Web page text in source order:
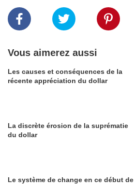
Vous aimerez aussi
Les causes et conséquences de la
récente appréciation du dollar
La discrète érosion de la suprématie
du dollar
Le système de change en ce début de